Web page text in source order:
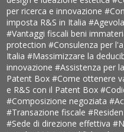
per ricerca e innovazione
imposta R&S in Italia
#Vantaggi fiscali beni
protection#Consulenza per
Italia#Massimizzare la
innovazione#Assistenza per
Patent Box#Come ottenere
e R&S con il Patent Box
#Composizione negoziata
#Transazione fiscale
#Sede di direzione effettiva